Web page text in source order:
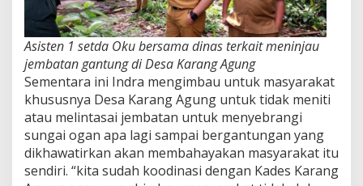
Asisten 1 setda Oku bersama dinas terkait meninjau
jembatan gantung di Desa Karang Agung
Sementara ini Indra mengimbau untuk masyarakat
khususnya Desa Karang Agung untuk tidak meniti
atau melintasai jembatan untuk menyebrangi
sungai ogan apa lagi sampai bergantungan yang
dikhawatirkan akan membahayakan masyarakat itu
sendiri. “kita sudah koodinasi dengan Kades Karang